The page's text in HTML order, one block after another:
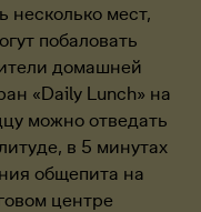
несколько мест,
побаловать
домашней
«Daily Lunch» на
можно отведать
в 5 минутах
общепита на
центре